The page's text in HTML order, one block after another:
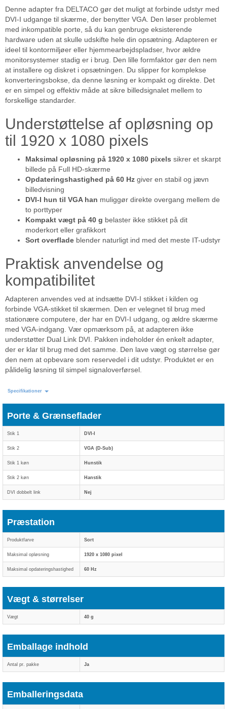
Denne adapter fra DELTACO gør det muligt at forbinde udstyr med
DVI-I udgange til skærme, der benytter VGA. Den løser problemet
med inkompatible porte, så du kan genbruge eksisterende
hardware uden at skulle udskifte hele din opsætning. Adapteren er
ideel til kontormiljøer eller hjemmearbejdspladser, hvor ældre
monitorsystemer stadig er i brug. Den lille formfaktor gør den nem
at installere og diskret i opsætningen. Du slipper for komplekse
konverteringsbokse, da denne løsning er kompakt og direkte. Det
er en simpel og effektiv måde at sikre billedsignalet mellem to
forskellige standarder.
Understøttelse af opløsning op
til 1920 x 1080 pixels
Maksimal opløsning på 1920 x 1080 pixels sikrer et skarpt
billede på Full HD-skærme
Opdateringshastighed på 60 Hz giver en stabil og jævn
billedvisning
DVI-I hun til VGA han muliggør direkte overgang mellem de
to porttyper
Kompakt vægt på 40 g belaster ikke stikket på dit
moderkort eller grafikkort
Sort overflade blender naturligt ind med det meste IT-udstyr
Praktisk anvendelse og
kompatibilitet
Adapteren anvendes ved at indsætte DVI-I stikket i kilden og
forbinde VGA-stikket til skærmen. Den er velegnet til brug med
stationære computere, der har en DVI-I udgang, og ældre skærme
med VGA-indgang. Vær opmærksom på, at adapteren ikke
understøtter Dual Link DVI. Pakken indeholder én enkelt adapter,
der er klar til brug med det samme. Den lave vægt og størrelse gør
den nem at opbevare som reservedel i dit udstyr. Produktet er en
pålidelig løsning til simpel signaloverførsel.
Specifikationer
Porte & Grænseflader
Stik 1 DVI-I
Stik 2 VGA (D-Sub)
Stik 1 køn Hunstik
Stik 2 køn Hanstik
DVI dobbelt link Nej
Præstation
Produktfarve Sort
Maksimal opløsning 1920 x 1080 pixel
Maksimal opdateringshastighed 60 Hz
Vægt & størrelser
Vægt 40 g
Emballage indhold
Antal pr. pakke Ja
Emballeringsdata